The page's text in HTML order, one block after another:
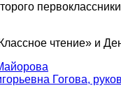
чтение» и